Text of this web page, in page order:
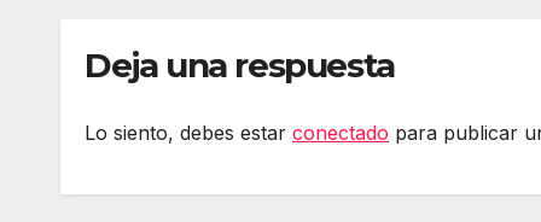
Deja una respuesta
Lo siento, debes estar conectado para publicar